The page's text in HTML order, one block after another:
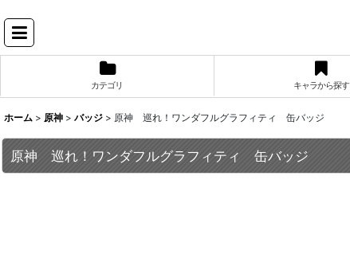
カテゴリ キャラから探す
ホーム > 原神 > バッジ > 原神 巡れ！ワンダフルグラフィティ 缶バッジ
原神 巡れ！ワンダフルグラフィティ 缶バッジ